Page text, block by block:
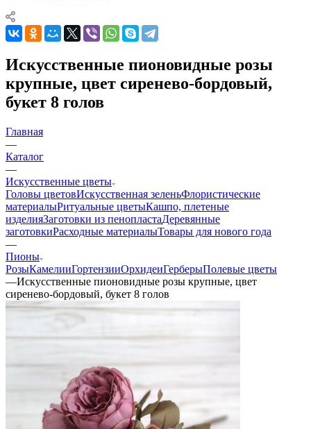
Искусственные пионовидные розы
крупные, цвет сиренево-бордовый,
букет 8 голов
Главная
—
Каталог
—
Искусственные цветы
Головы цветовИскусственная зеленьФлористические
материалыРитуальные цветыКашпо, плетеные
изделияЗаготовки из пенопластаДеревянные
заготовкиРасходные материалыТовары для нового года
—
Пионы
РозыКамелииГортензииОрхидеиГерберыПолевые цветы
—Искусственные пионовидные розы крупные, цвет
сиренево-бордовый, букет 8 голов